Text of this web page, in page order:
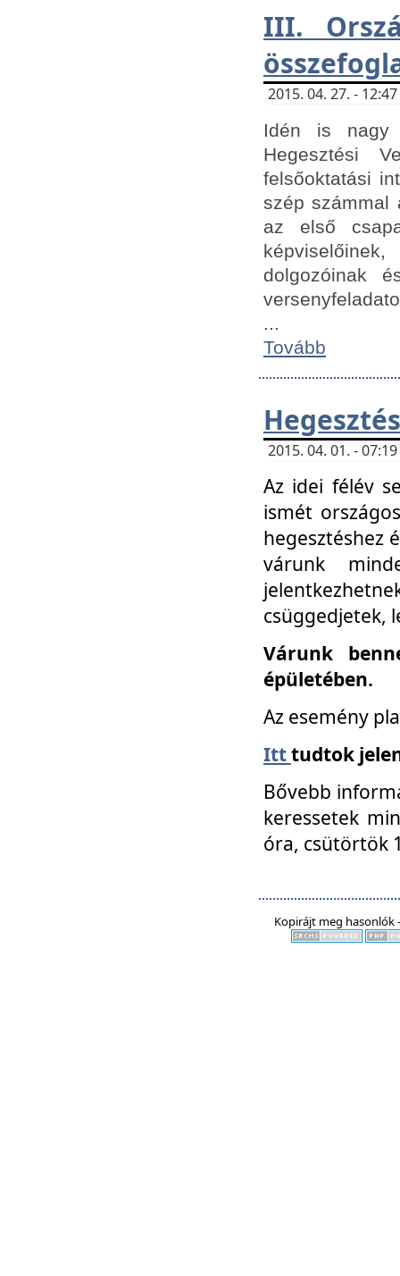
III.
2015. 04. 27. -
Idén is nagy
Hegesztési
felsőoktatási
szép számmal
az első
dolgozóinak
...
Tovább
2015. 04. 01. -
Az idei félév
ismét
hegesztéshez
várunk
csüggedjetek,
Várunk
épületében.
Az esemény
Itttudtok
Bővebb
keressetek
óra, csütörtök
Kopirájt meg hasonlók